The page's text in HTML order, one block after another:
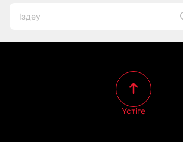
Үстіге